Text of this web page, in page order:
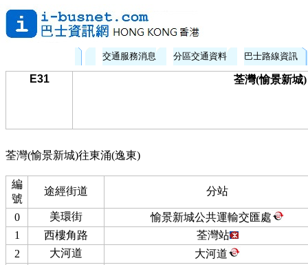
交通服務消息 分區交通資料 巴士路線資訊
E31 荃灣(愉景新城
荃灣(愉景新城)往東涌(逸東)
編
號
途經街道 分站
0 美環街
愉景新城公共運輸交匯處
1
西樓角路
荃灣站
2
大河道
大河道